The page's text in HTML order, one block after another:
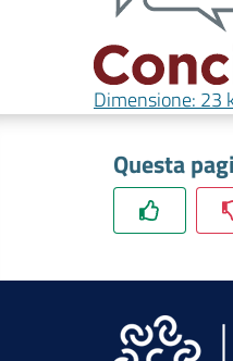
Dimensione: 23
Questa